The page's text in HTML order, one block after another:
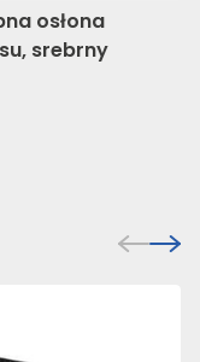
osłona
srebrny